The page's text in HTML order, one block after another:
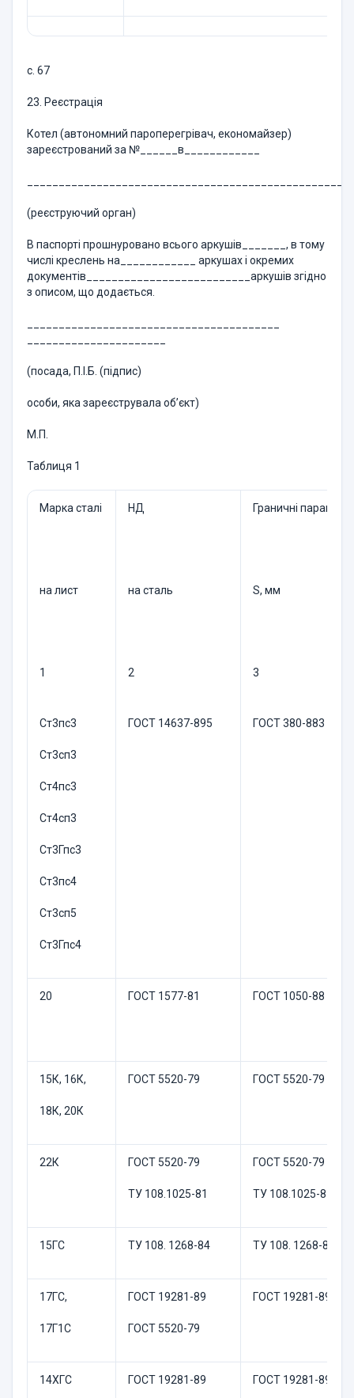
с. 67
23. Реєстрація
Котел (автономний пароперегрівач, економайзер)
зареєстрований за №______в____________
(реєструючий орган)
В паспорті прошнуровано всього аркушів_______, в тому
числі креслень на____________ аркушах і окремих
документів__________________________аркушів згідно
з описом, що додається.
(посада, П.І.Б. (підпис)
особи, яка зареєструвала об’єкт)
М.П.
Таблиця 1
Марка сталі НД Граничні
на лист на сталь S, мм
1 2 3
Ст3пс3
Ст3сп3
Ст4пс3
Ст4сп3
Ст3Гпс3
Ст3пс4
Ст3сп5
Ст3Гпс4
ГОСТ 14637-895 ГОСТ 380-883
20 ГОСТ 1577-81 ГОСТ 1050-88
15К, 16К,
18К, 20К
ГОСТ 5520-79 ГОСТ 5520-79
22К ГОСТ 5520-79
ТУ 108.1025-81
ГОСТ 5520-79
ТУ 108.1025-81
15ГС ТУ 108. 1268-84 ТУ 108. 1268-84
17ГС,
17Г1С
ГОСТ 19281-89
ГОСТ 5520-79
ГОСТ 19281-89
14ХГС ГОСТ 19281-89 ГОСТ 19281-89